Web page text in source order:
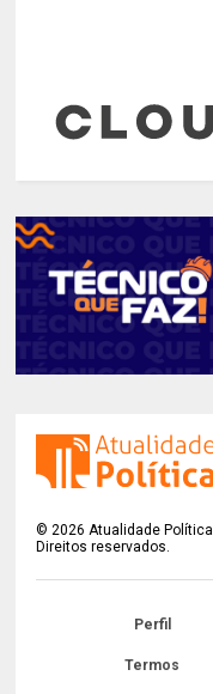
©2026 Atualidade Política
Direitos reservados.
Perfil
Termos